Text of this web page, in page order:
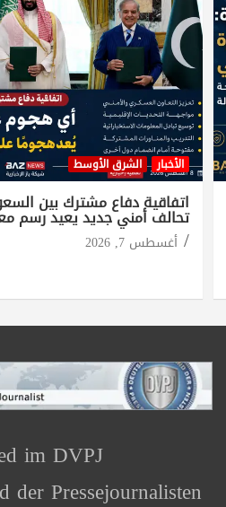
الأخبار الشرق الأوسط
اتفاقية دفاع مشترك بين
تحالف أمني جديد يعيد رسم
أغسطس 7, 2026
im DVPJ
der Pressejournalisten